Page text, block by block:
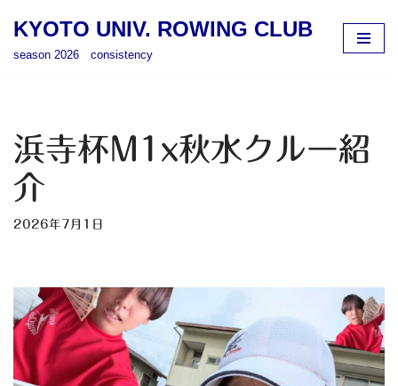
ツ
へ
ス
キ
ッ
KYOTO UNIV. ROWING CLUB
season 2026 consistency
浜寺杯M1x秋水クルー紹
介
2026年7月1日